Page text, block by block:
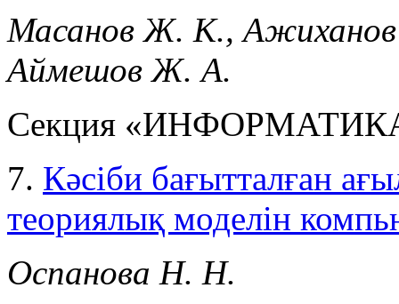
Масанов Ж. К.,
Аймешов Ж. А.
Секция
7. Кәсіби бағытталған
теориялық моделін
Оспанова Н. Н.